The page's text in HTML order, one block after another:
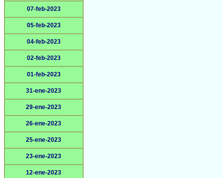
07-feb-2023
05-feb-2023
04-feb-2023
02-feb-2023
01-feb-2023
31-ene-2023
29-ene-2023
26-ene-2023
25-ene-2023
23-ene-2023
12-ene-2023